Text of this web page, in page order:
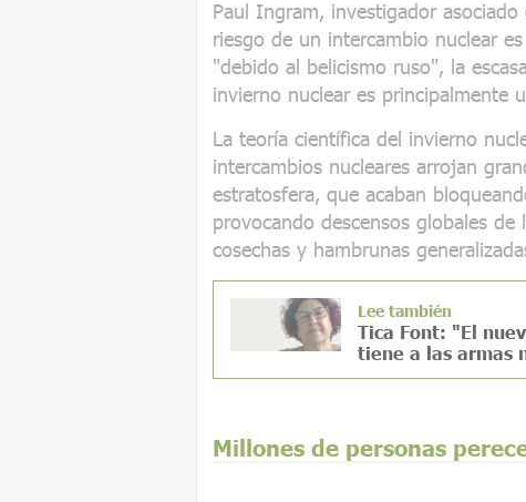
Paul Ingram, investigador
riesgo de un intercambio nuclear
"debido al belicismo ruso", la
invierno nuclear es principalmente
La teoría científica del invierno
intercambios nucleares arrojan
estratosfera, que acaban
provocando descensos globales
cosechas y hambrunas
Lee también
Tica Font: "El
tiene a las armas
Millones de personas